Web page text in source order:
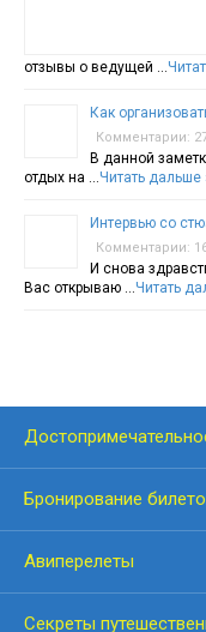
отзывы о ведущей …
Как
Комментарии:
В данной
отдых на …Читать дальше
Интервью со
Комментарии:
И снова
Вас открываю …Читать
Бронирование
Авиперелеты
Секреты